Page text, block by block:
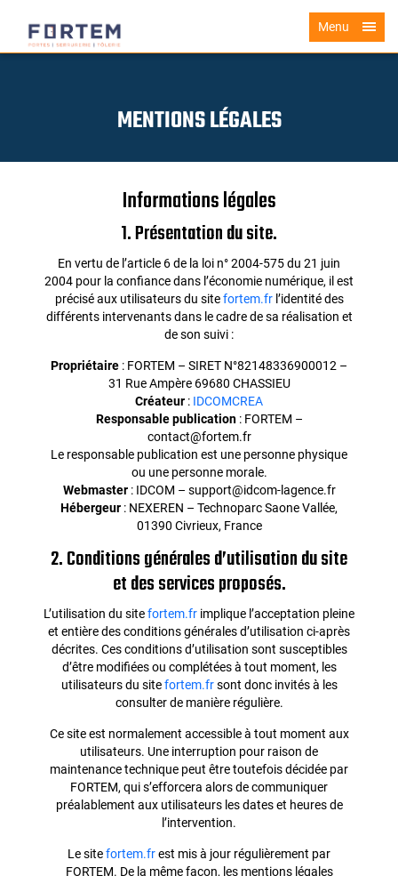
Menu
MENTIONS LÉGALES
Informations légales
1. Présentation du site.
En vertu de l’article 6 de la loi n° 2004-575 du 21 juin
2004 pour la confiance dans l’économie numérique, il est
précisé aux utilisateurs du sitefortem.frl’identité des
différents intervenants dans le cadre de sa réalisation et
de son suivi :
Propriétaire : FORTEM – SIRET N°82148336900012 –
31 Rue Ampère 69680 CHASSIEU
Créateur : IDCOMCREA
Responsable publication: FORTEM –
contact@fortem.fr
Le responsable publication est une personne physique
ou une personne morale.
Webmaster: IDCOM – support@idcom-lagence.fr
Hébergeur : NEXEREN – Technoparc Saone Vallée,
01390 Civrieux, France
2. Conditions générales d’utilisation du site
et des services proposés.
L’utilisation du sitefortem.fr implique l’acceptation pleine
et entière des conditions générales d’utilisation ci-après
décrites. Ces conditions d’utilisation sont susceptibles
d’être modifiées ou complétées à tout moment, les
utilisateurs du sitefortem.frsont donc invités à les
consulter de manière régulière.
Ce site est normalement accessible à tout moment aux
utilisateurs. Une interruption pour raison de
maintenance technique peut être toutefois décidée par
FORTEM, qui s’efforcera alors de communiquer
préalablement aux utilisateurs les dates et heures de
l’intervention.
Le sitefortem.frest mis à jour régulièrement par
FORTEM. De la même façon, les mentions légales